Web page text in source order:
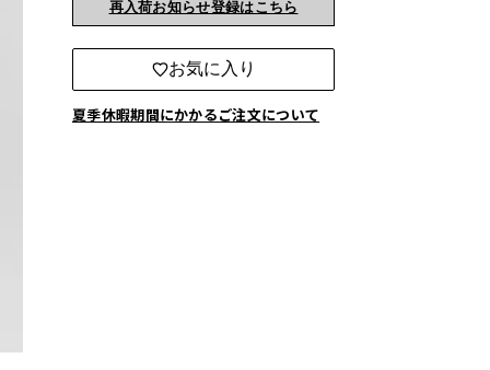
再入荷お知らせ登録はこちら
お気に入り
夏季休暇期間にかかるご注文について